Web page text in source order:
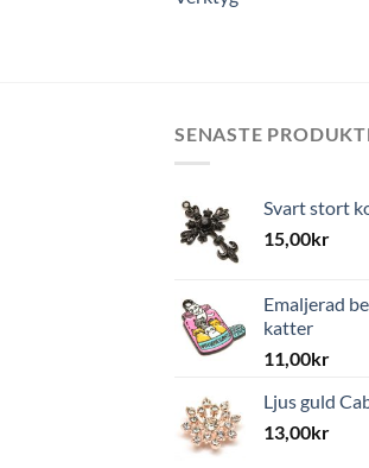
SENASTE
Svart stort
15,00kr
Emaljerad
katter
11,00kr
Ljus guld
13,00kr